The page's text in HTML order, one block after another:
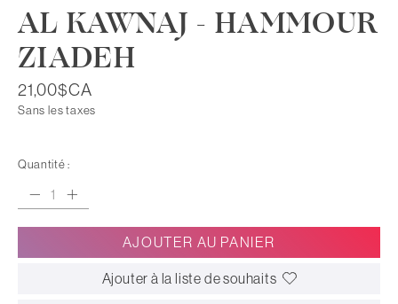
AL KAWNAJ - HAMMOUR
ZIADEH
21,00$CA
Sans les taxes
Quantité :
AJOUTER AU PANIER
Ajouter à la liste de souhaits